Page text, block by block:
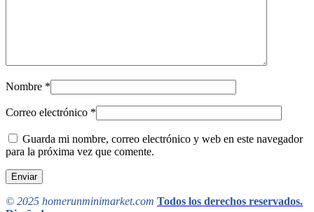
Nombre *
Correo electrónico *
Guarda mi nombre, correo electrónico y web en este navegador
para la próxima vez que comente.
© 2025 homerunminimarket.com Todos los derechos reservados.